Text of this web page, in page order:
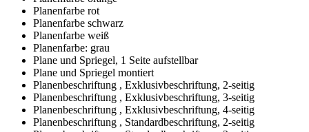
Planenfarbe rot
Planenfarbe schwarz
Planenfarbe weiß
Planenfarbe: grau
Plane und Spriegel, 1 Seite aufstellbar
Plane und Spriegel montiert
Planenbeschriftung , Exklusivbeschriftung, 2-seitig
Planenbeschriftung , Exklusivbeschriftung, 3-seitig
Planenbeschriftung , Exklusivbeschriftung, 4-seitig
Planenbeschriftung , Standardbeschriftung, 2-seitig